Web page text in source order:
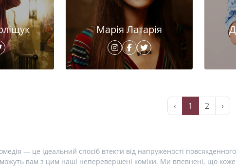
Марія Латарія
‹ 1 2 ›
— це ідеальний спосіб втекти від напруженості
вам з цим наші неперевершені коміки. Ми впевнені, що